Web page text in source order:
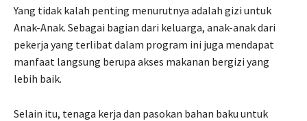
Yang tidak kalah penting menurutnya adalah gizi untuk
Anak-Anak. Sebagai bagian dari keluarga, anak-anak dari
pekerja yang terlibat dalam program ini juga mendapat
manfaat langsung berupa akses makanan bergizi yang
lebih baik.
Selain itu, tenaga kerja dan pasokan bahan baku untuk